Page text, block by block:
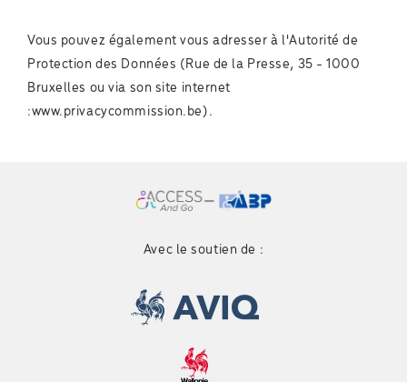
Vous pouvez également vous adresser à l'Autorité de
Protection des Données (Rue de la Presse, 35 - 1000
Bruxelles ou via son site internet
:www.privacycommission.be).
Avec le soutien de :